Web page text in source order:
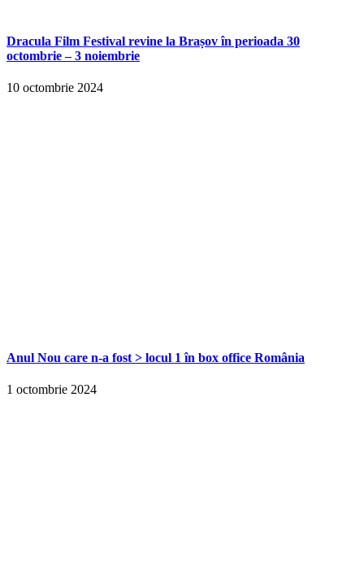
Dracula Film Festival revine la Brașov în perioada 30
octombrie – 3 noiembrie
10 octombrie 2024
Anul Nou care n-a fost > locul 1 în box office România
1 octombrie 2024